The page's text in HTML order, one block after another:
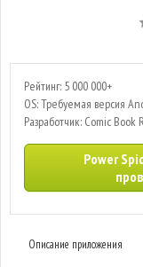
Рейтинг: 5 000 000+
OS: Требуемая версия
Разработчик: Comic Book
Power
Описание приложения